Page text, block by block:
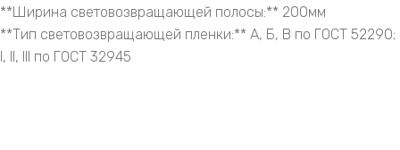
**Ширина световозвращающей полосы:** 200мм
**Тип световозвращающей пленки:** А, Б, В по ГОСТ 52290;
I, II, III по ГОСТ 32945